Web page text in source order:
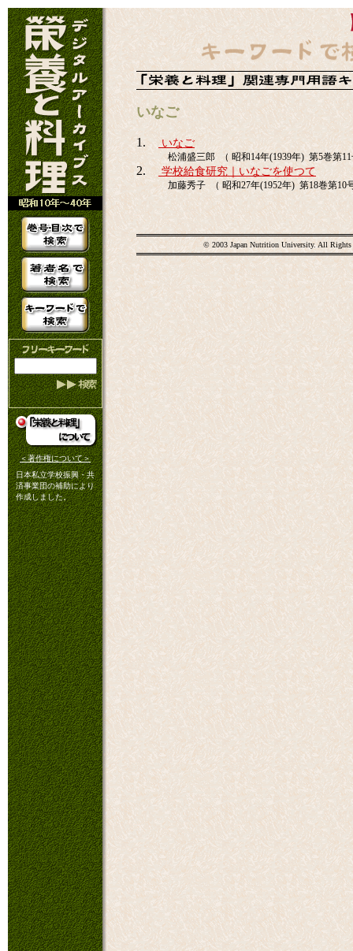
＜著作権について＞
日本私立学校振興・共
済事業団の補助により
作成しました。
いなご
1. いなご
松浦盛三郎 （ 昭和14年(1939年) 第5巻第11
2. 学校給食研究｜いなごを使つて
加藤秀子 （ 昭和27年(1952年) 第18巻第10
© 2003 Japan Nutrition University. All Rights